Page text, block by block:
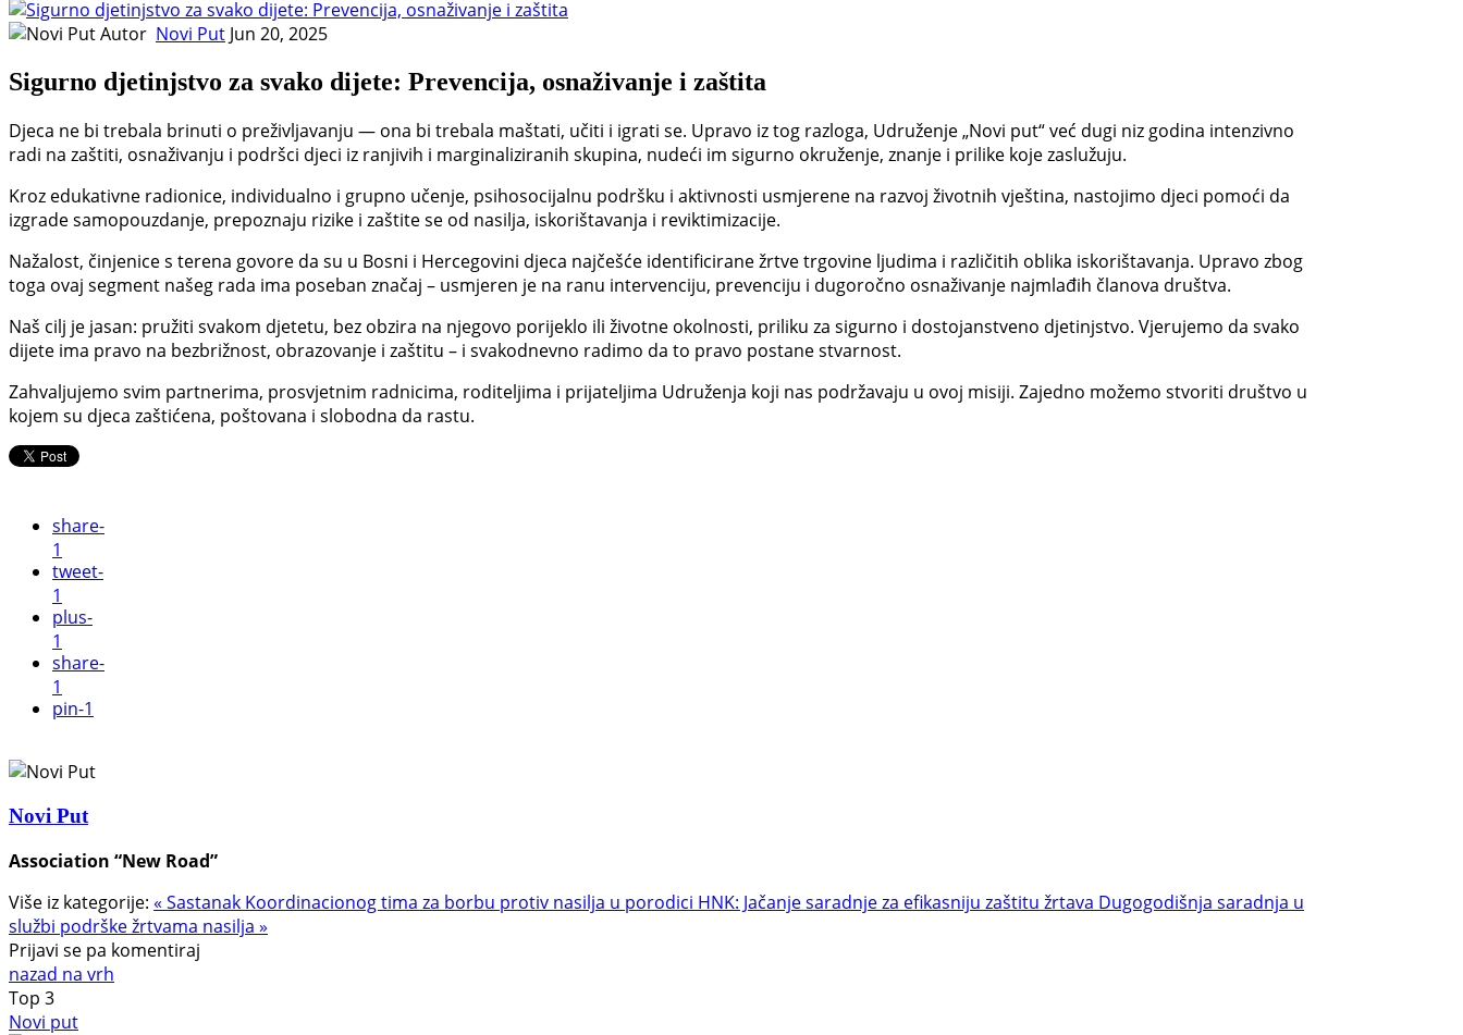
Autor Novi Put Jun 20, 2025
Sigurno djetinjstvo za svako dijete: Prevencija, osnaživanje i zaštita
Djeca ne bi trebala brinuti o preživljavanju — ona bi trebala maštati, učiti i igrati se. Upravo iz tog razloga, Udruženje „Novi put“ već dugi niz godina intenzivno
radi na zaštiti, osnaživanju i podršci djeci iz ranjivih i marginaliziranih skupina, nudeći im sigurno okruženje, znanje i prilike koje zaslužuju.
Kroz edukativne radionice, individualno i grupno učenje, psihosocijalnu podršku i aktivnosti usmjerene na razvoj životnih vještina, nastojimo djeci pomoći da
izgrade samopouzdanje, prepoznaju rizike i zaštite se od nasilja, iskorištavanja i reviktimizacije.
Nažalost, činjenice s terena govore da su u Bosni i Hercegovini djeca najčešće identificirane žrtve trgovine ljudima i različitih oblika iskorištavanja. Upravo zbog
toga ovaj segment našeg rada ima poseban značaj – usmjeren je na ranu intervenciju, prevenciju i dugoročno osnaživanje najmlađih članova društva.
Naš cilj je jasan: pružiti svakom djetetu, bez obzira na njegovo porijeklo ili životne okolnosti, priliku za sigurno i dostojanstveno djetinjstvo. Vjerujemo da svako
dijete ima pravo na bezbrižnost, obrazovanje i zaštitu – i svakodnevno radimo da to pravo postane stvarnost.
Zahvaljujemo svim partnerima, prosvjetnim radnicima, roditeljima i prijateljima Udruženja koji nas podržavaju u ovoj misiji. Zajedno možemo stvoriti društvo u
kojem su djeca zaštićena, poštovana i slobodna da rastu.
share-
1
tweet-
1
plus-
1
share-
1
pin-1
Novi Put
Association “New Road”
Više iz kategorije: « Sastanak Koordinacionog tima za borbu protiv nasilja u porodici HNK: Jačanje saradnje za efikasniju zaštitu žrtava Dugogodišnja saradnja u
službi podrške žrtvama nasilja »
Prijavi se pa komentiraj
nazad na vrh
Top 3
Novi put